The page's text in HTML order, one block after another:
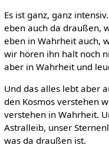
Es ist ganz, ganz
eben auch da draußen,
eben in Wahrheit auch,
wir hören ihn halt noch
aber in Wahrheit und
Und das alles lebt aber
den Kosmos verstehen
verstehen in Wahrheit.
Astralleib, unser
was da draußen ist.